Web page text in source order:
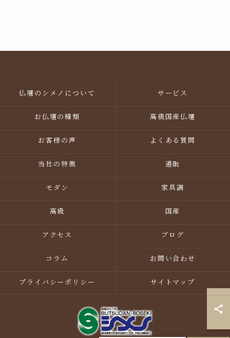
仏壇のシメノについて サービス
お仏壇の種類 高級国産仏壇
お客様の声 よくある質問
当社の特徴 通販
モダン 家具調
高級 国産
アクセス ブログ
コラム お問い合わせ
プライバシーポリシー サイトマップ